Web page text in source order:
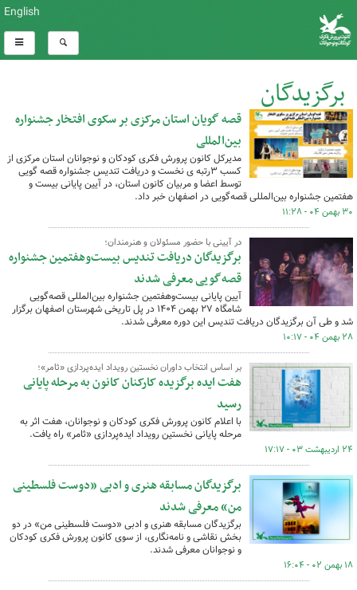
English
برگزیدگان
کل اخبار:12
قصه گویان استان مرکزی بر سکوی افتخار جشنواره
بین‌المللی
مدیرکل کانون پرورش فکری کودکان و نوجوانان استان مرکزی از
کسب ۳رتبه‌ ی نخست و دریافت تندیس جشنواره قصه گویی
توسط اعضا و مربیان کانون استان، در آیین پایانی بیست و
هفتمین جشنواره بین‌المللی قصه‌گویی در اصفهان خبر داد.
۳۰ بهمن ۰۴ - ۱۱:۲۸
در آیینی با حضور مسئولان و هنرمندان؛
برگزیدگان دریافت تندیس بیست‌وهفتمین جشنواره
قصه‌گویی معرفی شدند
آیین پایانی بیست‌وهفتمین جشنواره بین‌المللی قصه‌گویی
شامگاه ۲۷ بهمن ۱۴۰۴ در پل تاریخی شهرستان اصفهان برگزار
شد و طی آن برگزیدگان دریافت تندیس این دوره معرفی شدند.
۲۸ بهمن ۰۴ - ۱۰:۱۷
بر اساس انتخاب داوران نخستین رویداد ایده‌پردازی «ثامر»؛
هفت ایده‌ برگزیده کارکنان کانون به مرحله پایانی
رسید
با اعلام کانون پرورش فکری کودکان و نوجوانان، هفت اثر به
مرحله پایانی نخستین رویداد ایده‌پردازی «ثامر» راه یافت.
۲۴ اردیبهشت ۰۳ - ۱۷:۱۷
برگزیدگان مسابقه هنری و ادبی «دوست فلسطینی
من» معرفی شدند
برگزیدگان مسابقه هنری و ادبی «دوست فلسطینی من» در دو
بخش نقاشی و نامه‌نگاری، از سوی کانون پرورش فکری کودکان
و نوجوانان معرفی شدند.
۱۸ بهمن ۰۲ - ۱۶:۰۴